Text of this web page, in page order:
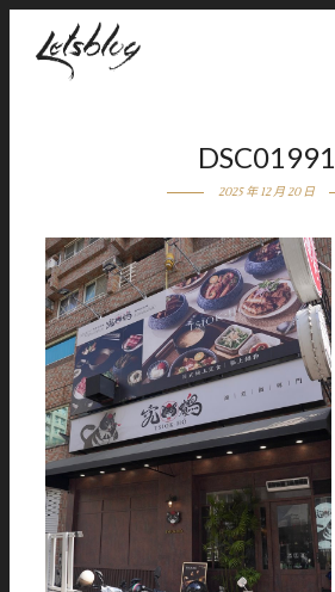
DSC01991
2025 年 12 月 20 日